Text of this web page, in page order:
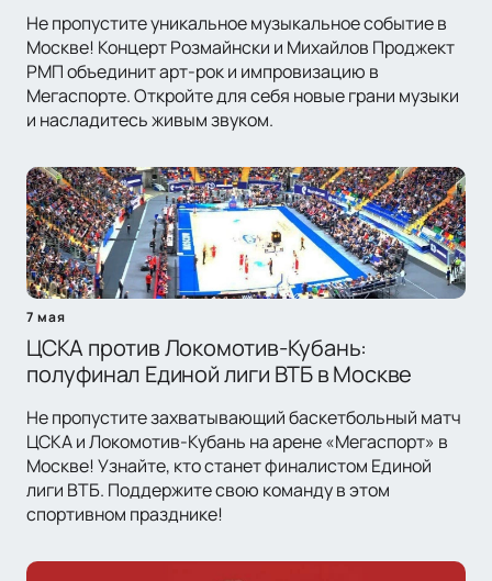
Не пропустите уникальное музыкальное событие в
Москве! Концерт Розмайнски и Михайлов Проджект
РМП объединит арт-рок и импровизацию в
Мегаспорте. Откройте для себя новые грани музыки
и насладитесь живым звуком.
7 мая
ЦСКА против Локомотив-Кубань:
полуфинал Единой лиги ВТБ в Москве
Не пропустите захватывающий баскетбольный матч
ЦСКА и Локомотив-Кубань на арене «Мегаспорт» в
Москве! Узнайте, кто станет финалистом Единой
лиги ВТБ. Поддержите свою команду в этом
спортивном празднике!